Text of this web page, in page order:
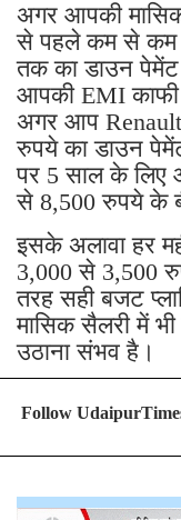
अगर आपकी
से पहले कम से कम
तक का डाउन
आपकी EMI काफी
अगर आप
रुपये का डाउन
पर 5 साल के लिए
से 8,500 रुपये के
इसके अलावा हर
3,000 से 3,500
तरह सही बजट
मासिक सैलरी में
उठाना संभव है।
Follow